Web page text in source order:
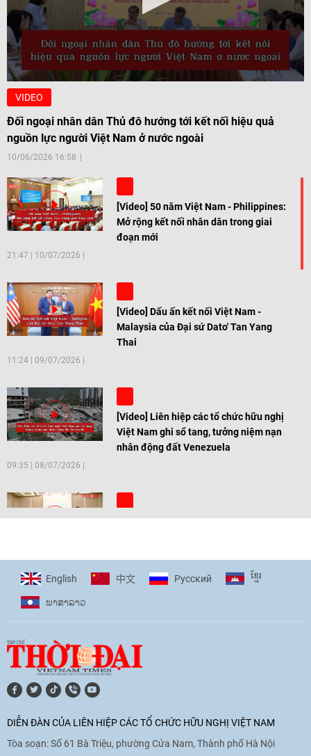
VIDEO
Đối ngoại nhân dân Thủ đô hướng tới kết nối hiệu quả
nguồn lực người Việt Nam ở nước ngoài
10/06/2026 16:58
[Video] 50 năm Việt Nam - Philippines:
Mở rộng kết nối nhân dân trong giai
đoạn mới
21:47 | 10/07/2026
[Video] Dấu ấn kết nối Việt Nam -
Malaysia của Đại sứ Dato' Tan Yang
Thai
11:24 | 09/07/2026
[Video] Liên hiệp các tổ chức hữu nghị
Việt Nam ghi sổ tang, tưởng niệm nạn
nhân động đất Venezuela
09:35 | 08/07/2026
[Video] Trẻ em Đông Á cùng kiến tạo
11:10|17/06/2026
hòa bình, hữu nghị giữa các dân tộc"
cho Đại sứ Hungary tại Việt Nam
17:25|13/06/2026
English 中文 Pусский ខ្មែរ
ພາ​ສາ​ລາວ
DIỄN ĐÀN CỦA LIÊN HIỆP CÁC TỔ CHỨC HỮU NGHỊ VIỆT NAM
Tòa soạn: Số 61 Bà Triệu, phường Cửa Nam, Thành phố Hà Nội